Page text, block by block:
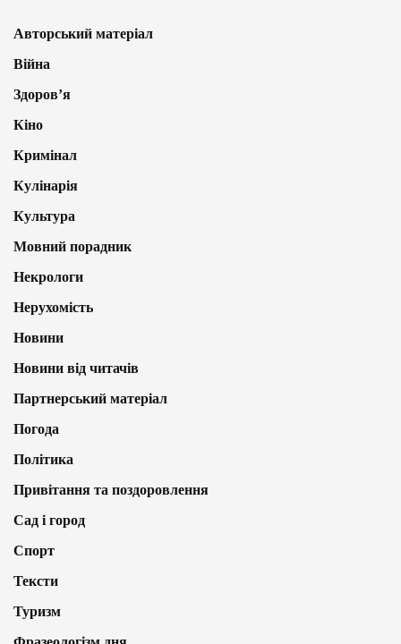
Авторський матеріал
Війна
Здоров’я
Кіно
Кримінал
Кулінарія
Культура
Мовний порадник
Некрологи
Нерухомість
Новини
Новини від читачів
Партнерський матеріал
Погода
Політика
Привітання та поздоровлення
Сад і город
Спорт
Тексти
Туризм